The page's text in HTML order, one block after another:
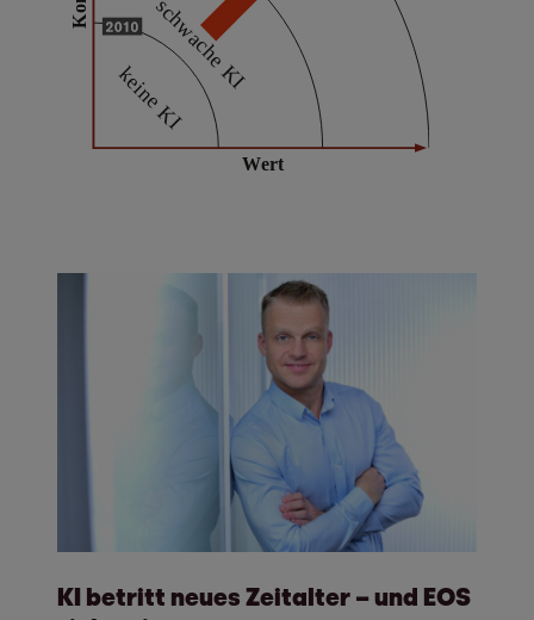
KI betritt neues Zeitalter – und EOS